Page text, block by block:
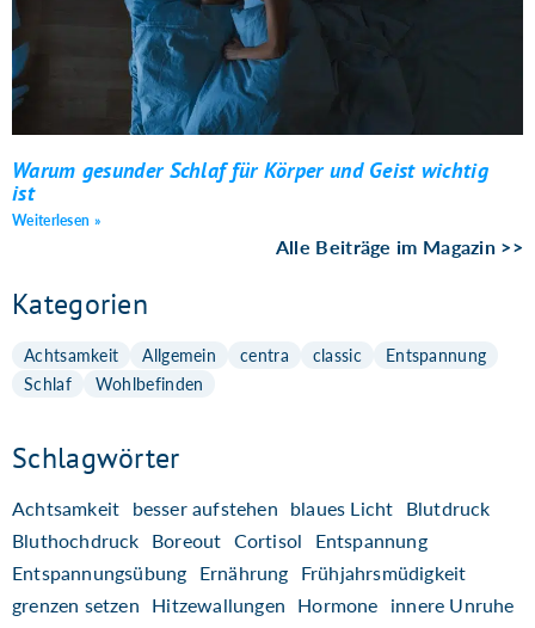
Warum gesunder Schlaf für Körper und Geist wichtig
ist
Weiterlesen »
Alle Beiträge im Magazin >>
Kategorien
Achtsamkeit Allgemein centra classic
Entspannung
Schlaf
Wohlbefinden
Schlagwörter
Achtsamkeit besser aufstehen blaues Licht
Blutdruck
Bluthochdruck
Boreout Cortisol
Entspannung
Entspannungsübung
Ernährung
Frühjahrsmüdigkeit
grenzen setzen
Hitzewallungen Hormone
innere Unruhe